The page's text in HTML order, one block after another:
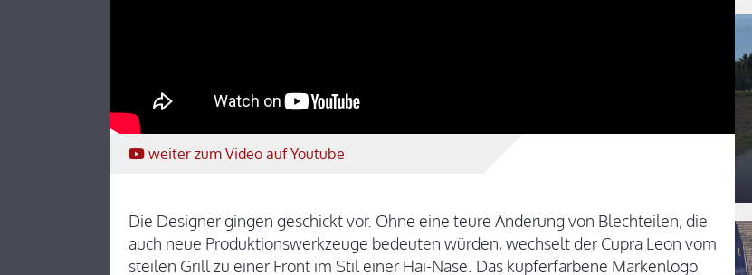
weiter zum Video auf Youtube
Die Designer gingen geschickt vor. Ohne eine teure Änderung von Blechteilen, die
auch neue Produktionswerkzeuge bedeuten würden, wechselt der Cupra Leon vom
steilen Grill zu einer Front im Stil einer Hai-Nase. Das kupferfarbene Markenlogo